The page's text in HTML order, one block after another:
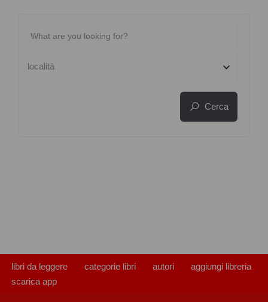
località
Cerca
libri da leggere categorie libri autori
aggiungi libreria
scarica app